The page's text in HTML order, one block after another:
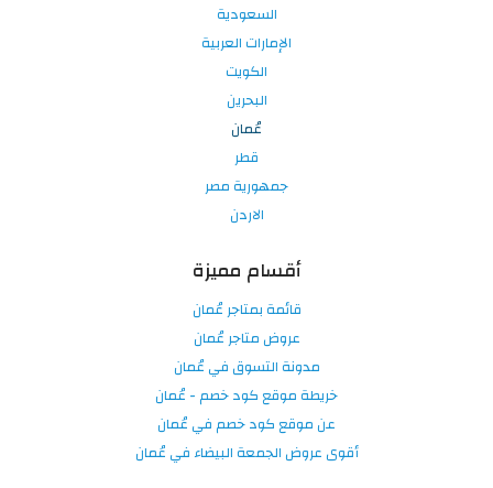
السعودية
الإمارات العربية
الكويت
البحرين
عُمان
قطر
جمهورية مصر
الاردن
أقسام مميزة
قائمة بمتاجر عُمان
عروض متاجر عُمان
مدونة التسوق في عُمان
خريطة موقع كود خصم - عُمان
عن موقع كود خصم في عُمان
أقوى عروض الجمعة البيضاء في عُمان